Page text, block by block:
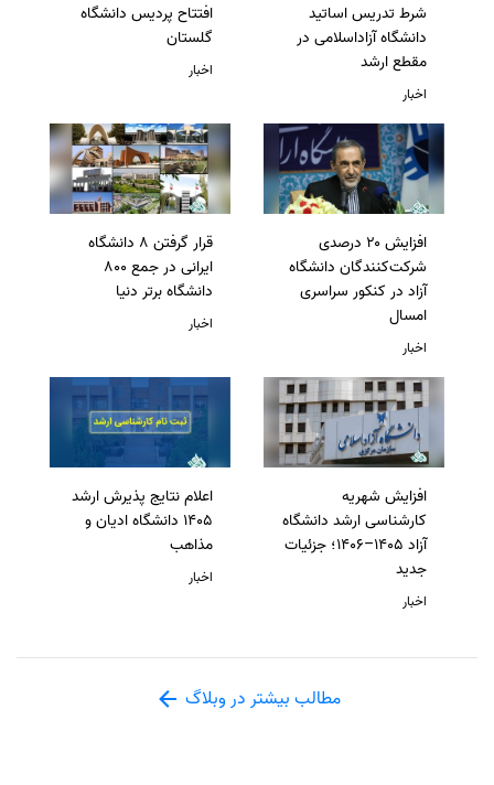
شرط تدریس اساتید
دانشگاه آزاداسلامی در
مقطع ارشد
اخبار
افتتاح پردیس دانشگاه
گلستان
اخبار
افزایش ۲۰ درصدی
شرکت‌کنندگان دانشگاه
آزاد در کنکور سراسری
امسال
اخبار
قرار گرفتن 8 دانشگاه
ایرانی در جمع 800
دانشگاه برتر دنیا
اخبار
افزایش شهریه
کارشناسی ارشد دانشگاه
آزاد 1405–1406؛ جزئیات
جدید
اخبار
اعلام نتایج پذیرش ارشد
1405 دانشگاه ادیان و
مذاهب
اخبار
مطالب بیشتر در وبلاگ